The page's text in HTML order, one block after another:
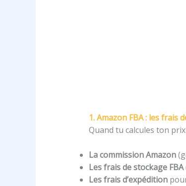
1. Amazon FBA : les frais
Quand tu calcules ton
La commission Amazon
Les frais de stockage FBA
Les frais d’expédition